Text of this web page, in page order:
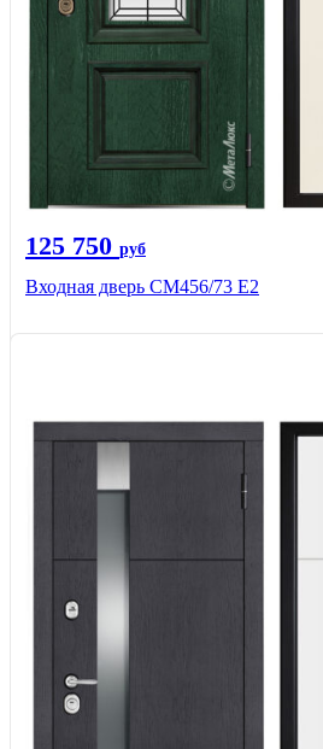
125 750 руб
Входная дверь СМ456/73 Е2